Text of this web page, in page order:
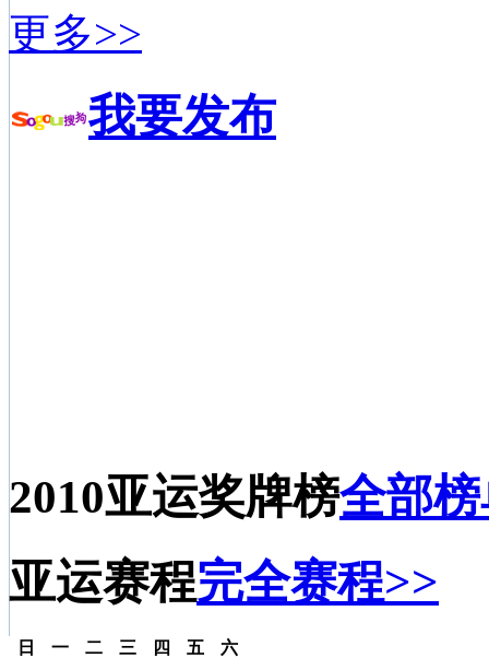
更多>>
我要发布
2010亚运奖牌榜全部
亚运赛程完全赛程>>
日 一 二 三 四 五
六